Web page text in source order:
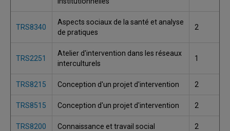
TRS8340
Aspects sociaux de la santé et analyse
de pratiques
2
TRS2251
Atelier d'intervention dans les réseaux
interculturels
1
TRS8215 Conception d'un projet d'intervention 2
TRS8515 Conception d'un projet d'intervention 2
TRS8200 Connaissance et travail social 2